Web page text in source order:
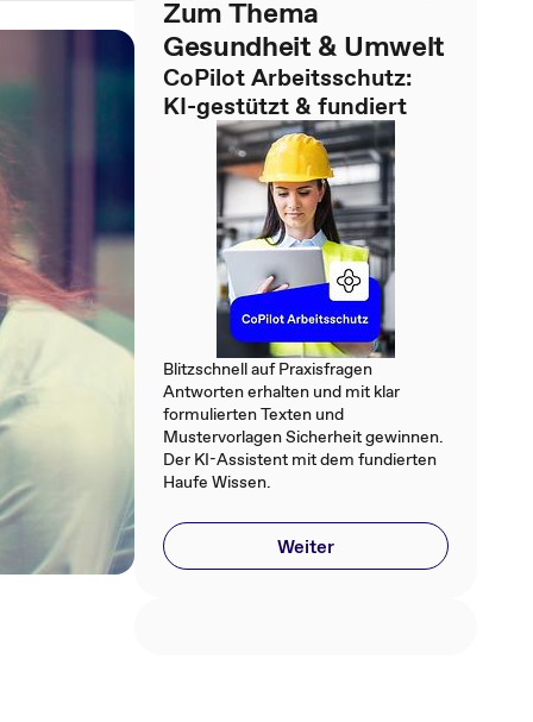
Zum Thema
Gesundheit & Umwelt
CoPilot Arbeitsschutz:
KI-gestützt & fundiert
Blitzschnell auf Praxisfragen
Antworten erhalten und mit klar
formulierten Texten und
Mustervorlagen Sicherheit gewinnen.
Der KI-Assistent mit dem fundierten
Haufe Wissen.
Weiter